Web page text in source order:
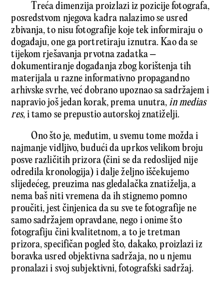
Treća dimenzija proizlazi iz pozicije fotografa,
posredstvom njegova kadra nalazimo se usred
zbivanja, to nisu fotografije koje tek informiraju o
događaju, one ga portretiraju iznutra. Kao da se
tijekom rješavanja prvotna zadatka –
dokumentiranje događanja zbog korištenja tih
materijala u razne informativno propagandno
arhivske svrhe, već dobrano upoznao sa sadržajem i
napravio još jedan korak, prema unutra,in medias
res, i tamo se prepustio autorskoj znatiželji.
Ono što je, međutim, u svemu tome možda i
najmanje vidljivo, budući da uprkos velikom broju
posve različitih prizora (čini se da redoslijed nije
odredila kronologija) i dalje željno iščekujemo
slijedećeg, preuzima nas gledalačka znatiželja, a
nema baš niti vremena da ih stignemo pomno
proučiti, jest činjenica da su sve te fotografije ne
samo sadržajem opravdane, nego i onime što
fotografiju čini kvalitetnom, a to je tretman
prizora, specifičan pogled što, dakako, proizlazi iz
boravka usred objektivna sadržaja, no u njemu
pronalazi i svoj subjektivni, fotografski sadržaj.